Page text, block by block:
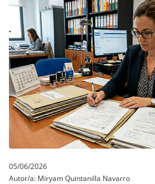
05/06/2026
Autor/a: Miryam Quintanilla Navarro